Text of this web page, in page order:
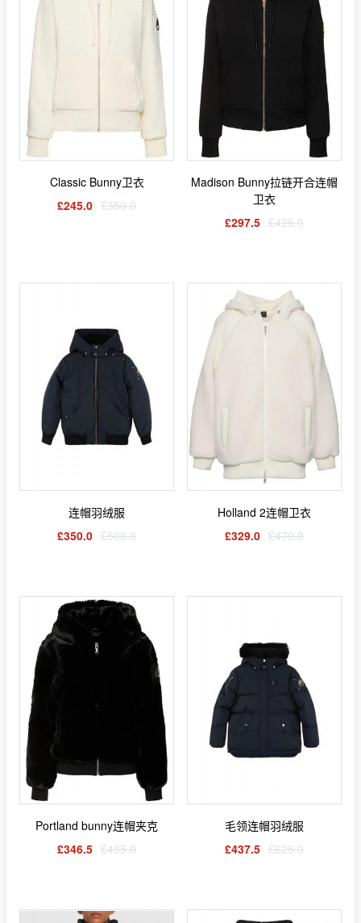
Classic Bunny卫衣
£245.0 £350.0
Madison Bunny拉链开合连帽
卫衣
£297.5 £425.0
连帽羽绒服
£350.0 £500.0
Holland 2连帽卫衣
£329.0 £470.0
Portland bunny连帽夹克
£346.5 £495.0
毛领连帽羽绒服
£437.5 £625.0